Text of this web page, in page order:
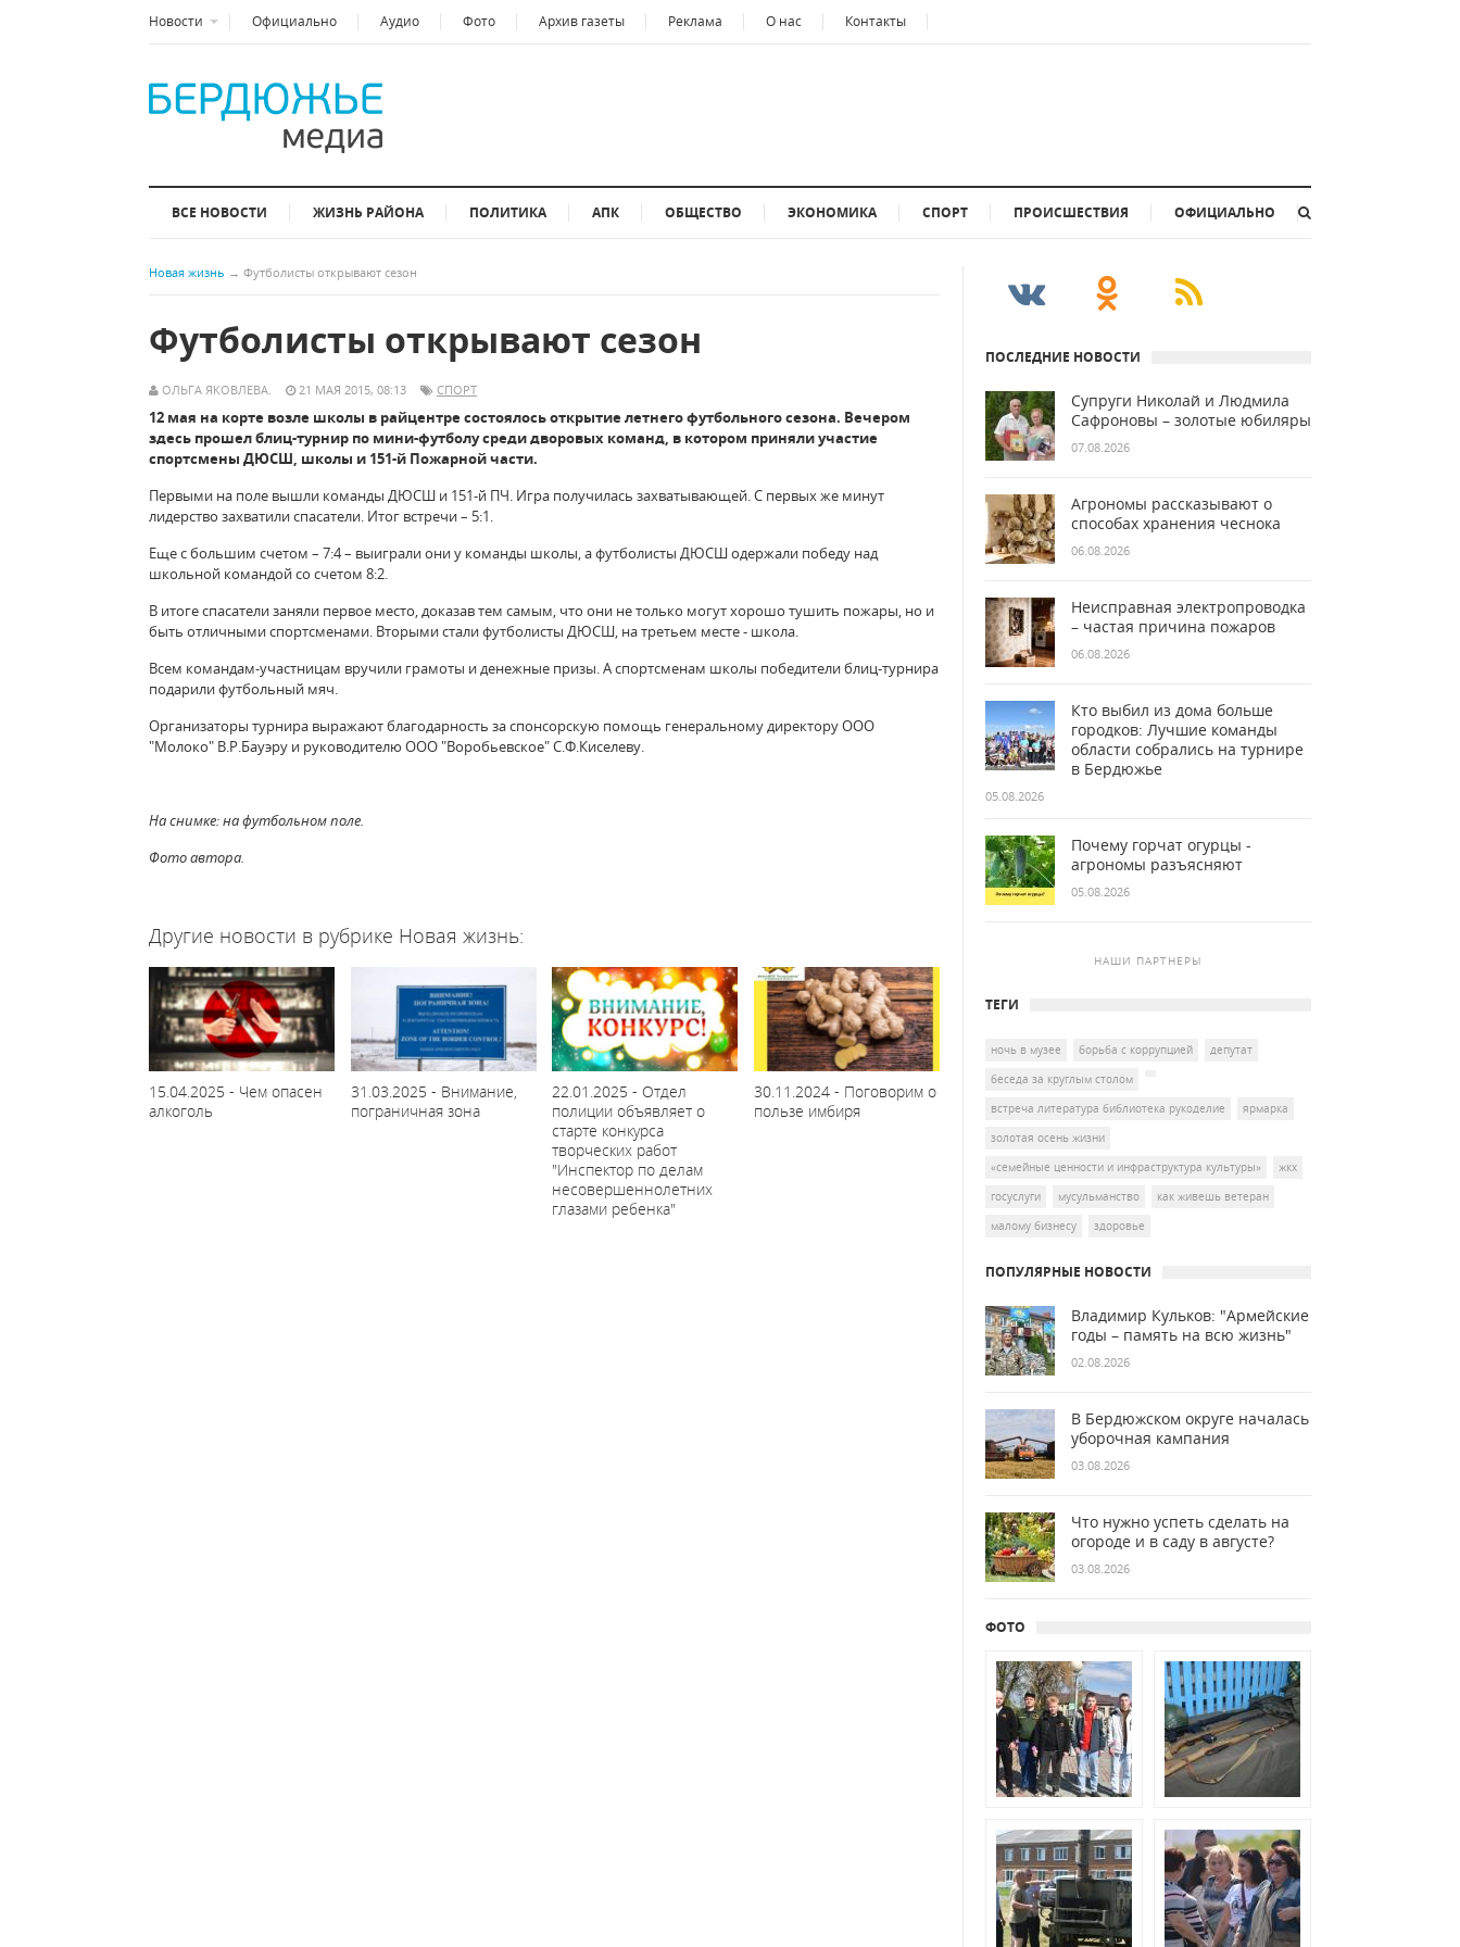
Новости Официально Аудио Фото Архив газеты Реклама О нас Контакты
ВСЕ НОВОСТИ ЖИЗНЬ РАЙОНА ПОЛИТИКА АПК ОБЩЕСТВО ЭКОНОМИКА СПОРТ ПРОИСШЕСТВИЯ ОФИЦИАЛЬНО
Новая жизнь → Футболисты открывают сезон
Футболисты открывают сезон
ОЛЬГА ЯКОВЛЕВА. 21 МАЯ 2015, 08:13 СПОРТ
12 мая на корте возле школы в райцентре состоялось открытие летнего футбольного сезона. Вечером
здесь прошел блиц-турнир по мини-футболу среди дворовых команд, в котором приняли участие
спортсмены ДЮСШ, школы и 151-й Пожарной части.
Первыми на поле вышли команды ДЮСШ и 151-й ПЧ. Игра получилась захватывающей. С первых же минут
лидерство захватили спасатели. Итог встречи – 5:1.
Еще с большим счетом – 7:4 – выиграли они у команды школы, а футболисты ДЮСШ одержали победу над
школьной командой со счетом 8:2.
В итоге спасатели заняли первое место, доказав тем самым, что они не только могут хорошо тушить пожары, но и
быть отличными спортсменами. Вторыми стали футболисты ДЮСШ, на третьем месте - школа.
Всем командам-участницам вручили грамоты и денежные призы. А спортсменам школы победители блиц-турнира
подарили футбольный мяч.
Организаторы турнира выражают благодарность за спонсорскую помощь генеральному директору ООО
"Молоко" В.Р.Бауэру и руководителю ООО "Воробьевское" С.Ф.Киселеву.
На снимке: на футбольном поле.
Фото автора.
Другие новости в рубрике Новая жизнь:
15.04.2025 - Чем опасен
алкоголь
31.03.2025 - Внимание,
пограничная зона
22.01.2025 - Отдел
полиции объявляет о
старте конкурса
творческих работ
"Инспектор по делам
несовершеннолетних
глазами ребенка"
30.11.2024 - Поговорим о
пользе имбиря
ПОСЛЕДНИЕ НОВОСТИ
Супруги Николай и Людмила
Сафроновы – золотые юбиляры
07.08.2026
Агрономы рассказывают о
способах хранения чеснока
06.08.2026
Неисправная электропроводка
– частая причина пожаров
06.08.2026
Кто выбил из дома больше
городков: Лучшие команды
области собрались на турнире
в Бердюжье
05.08.2026
Почему горчат огурцы -
агрономы разъясняют
05.08.2026
НАШИ ПАРТНЕРЫ
ТЕГИ
ночь в музее борьба с коррупцией
депутат
беседа за круглым столом
встреча литература библиотека рукоделие
ярмарка
золотая осень жизни
«семейные ценности и инфраструктура культуры»
жкх
госуслуги
мусульманство
как живешь ветеран
малому бизнесу
здоровье
ПОПУЛЯРНЫЕ НОВОСТИ
Владимир Кульков: "Армейские
годы – память на всю жизнь"
02.08.2026
В Бердюжском округе началась
уборочная кампания
03.08.2026
Что нужно успеть сделать на
огороде и в саду в августе?
03.08.2026
ФОТО